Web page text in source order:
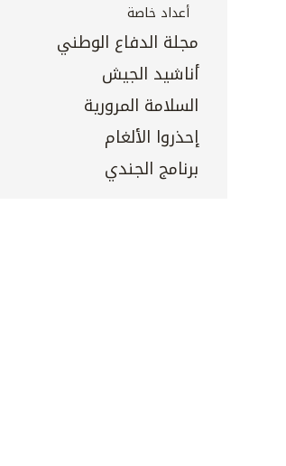
أعداد خاصة
مجلة الدفاع الوطني
أناشيد الجيش
السلامة المرورية
إحذروا الألغام
برنامج الجندي